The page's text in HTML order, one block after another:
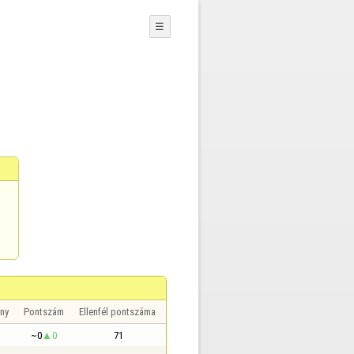
☰
Pontszám Ellenfél pontszáma
~0 0 71